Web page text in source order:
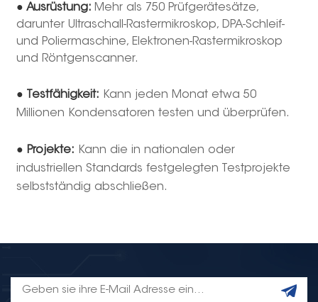
● Ausrüstung: Mehr als 750 Prüfgerätesätze,
darunter Ultraschall-Rastermikroskop, DPA-Schleif-
und Poliermaschine, Elektronen-Rastermikroskop
und Röntgenscanner.
● Testfähigkeit: Kann jeden Monat etwa 50
Millionen Kondensatoren testen und überprüfen.
● Projekte: Kann die in nationalen oder
industriellen Standards festgelegten Testprojekte
selbstständig abschließen.